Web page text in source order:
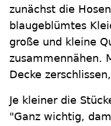
zunächst die
blaugeblümtes
große und kleine
zusammennähen.
Decke
Je kleiner die
"Ganz wichtig,